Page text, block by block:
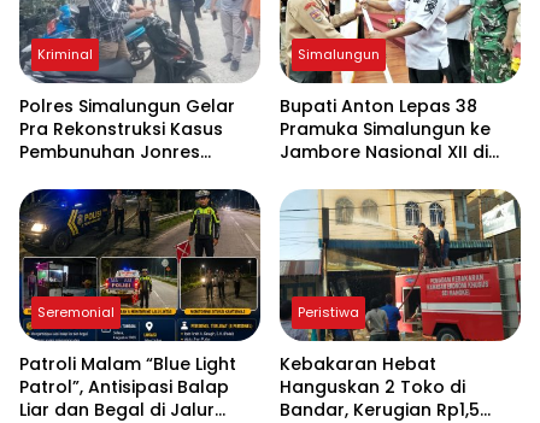
Kriminal
Polres Simalungun Gelar
Pra Rekonstruksi Kasus
Pembunuhan Jonres
Simalungun
Bupati Anton Lepas 38
Pramuka Simalungun ke
Jambore Nasional XII di
Seremonial
Patroli Malam “Blue Light
Patrol”, Antisipasi Balap
Liar dan Begal di Jalur
Peristiwa
Kebakaran Hebat
Hanguskan 2 Toko di
Bandar, Kerugian Rp1,5